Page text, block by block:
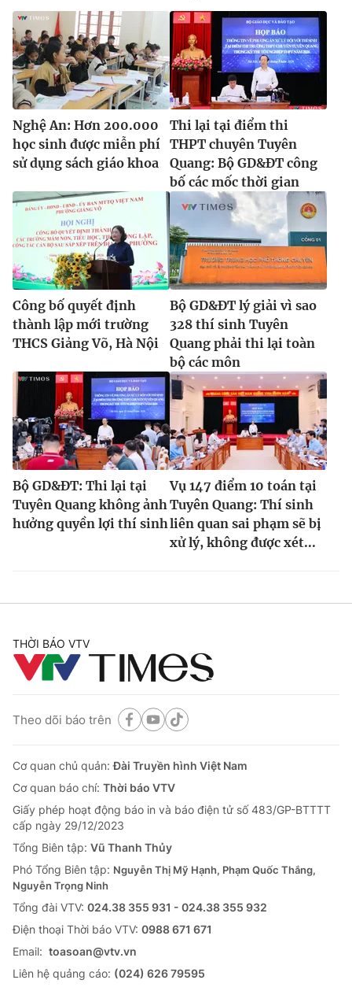
Nghệ An: Hơn 200.000
học sinh được miễn phí
sử dụng sách giáo khoa
Thi lại tại điểm thi
THPT chuyên Tuyên
Quang: Bộ GD&ĐT công
bố các mốc thời gian
Công bố quyết định
thành lập mới trường
THCS Giảng Võ, Hà Nội
Bộ GD&ĐT lý giải vì sao
328 thí sinh Tuyên
Quang phải thi lại toàn
bộ các môn
Bộ GD&ĐT: Thi lại tại
Tuyên Quang không ảnh
hưởng quyền lợi thí sinh
Vụ 147 điểm 10 toán tại
Tuyên Quang: Thí sinh
liên quan sai phạm sẽ bị
xử lý, không được xét...
THỜI BÁO VTV
Theo dõi báo trên
Cơ quan chủ quản:Đài Truyền hình Việt Nam
Cơ quan báo chí: Thời báo VTV
Giấy phép hoạt động báo in và báo điện tử số 483/GP-BTTTT
cấp ngày 29/12/2023
Tổng Biên tập: Vũ Thanh Thủy
Phó Tổng Biên tập: Nguyễn Thị Mỹ Hạnh, Phạm Quốc Thắng,
Nguyễn Trọng Ninh
Tổng đài VTV: 024.38 355 931 - 024.38 355 932
Ðiện thoại Thời báo VTV: 0988 671 671
Email: toasoan@vtv.vn
Liên hệ quảng cáo: (024) 626 79595